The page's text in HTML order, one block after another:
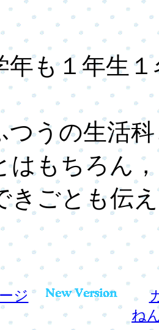
年も１年生
つうの生活
はもちろん，
きごとも伝
ジ
ね